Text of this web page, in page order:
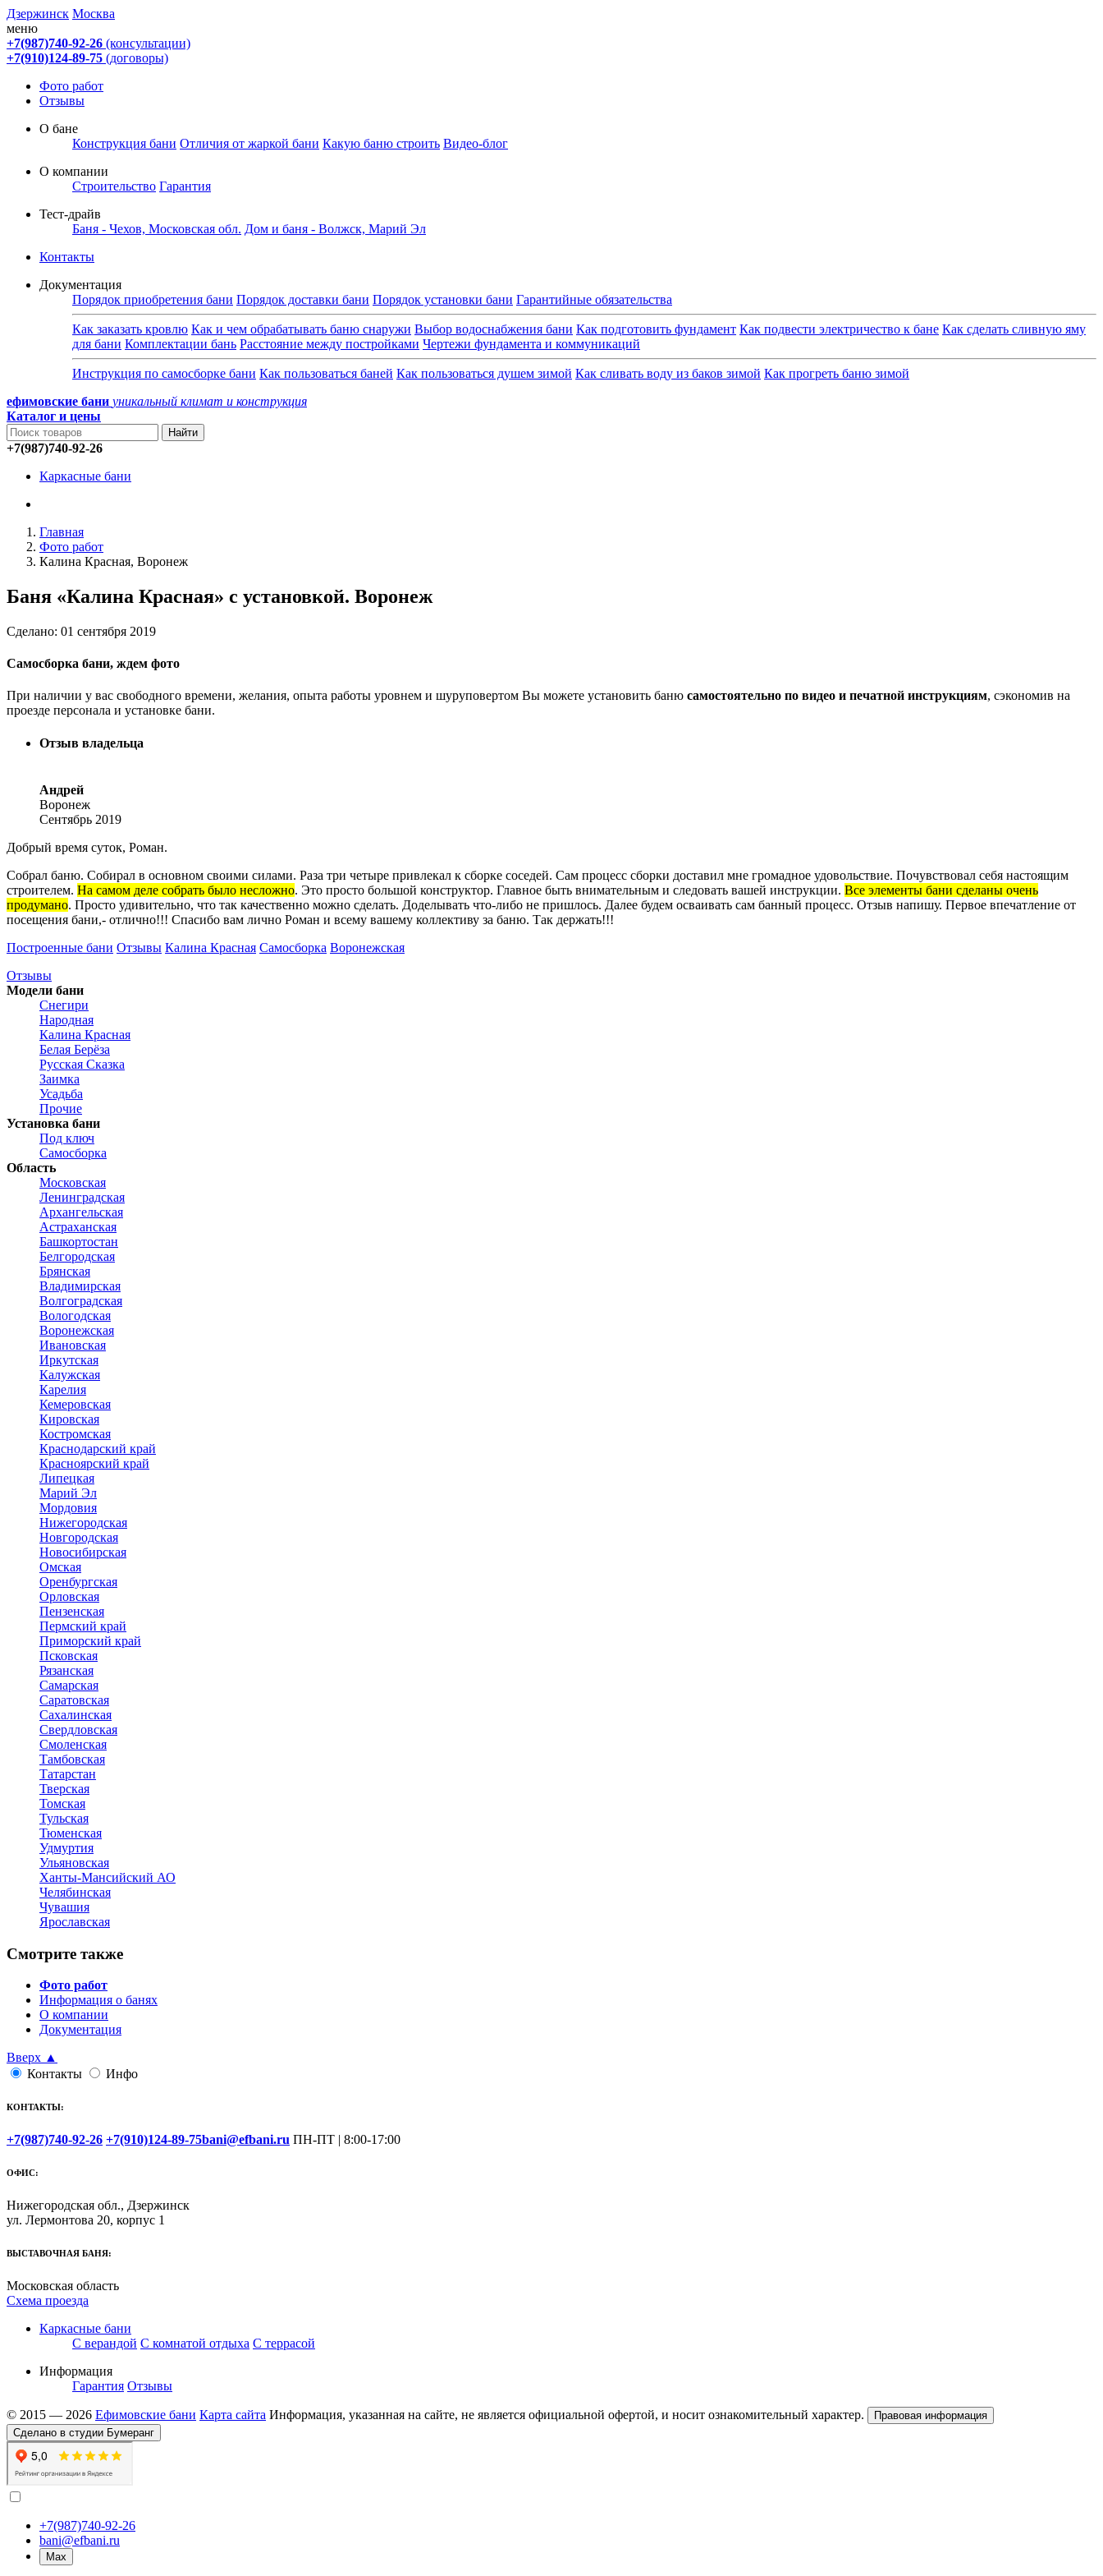
Дзержинск Москва
меню
+7(987)740-92-26 (консультации)
+7(910)124-89-75 (договоры)
Фото работ
Отзывы
О бане
Конструкция бани Отличия от жаркой бани Какую баню строить Видео-блог
О компании
Строительство Гарантия
Тест-драйв
Баня - Чехов, Московская обл. Дом и баня - Волжск, Марий Эл
Контакты
Документация
Порядок приобретения бани Порядок доставки бани Порядок установки бани Гарантийные обязательства
Как заказать кровлю Как и чем обрабатывать баню снаружи Выбор водоснабжения бани Как подготовить фундамент Как подвести электричество к бане Как сделать сливную яму
для бани Комплектации бань Расстояние между постройками Чертежи фундамента и коммуникаций
Инструкция по самосборке бани Как пользоваться баней Как пользоваться душем зимой Как сливать воду из баков зимой Как прогреть баню зимой
ефимовские бани уникальный климат и конструкция
Каталог и цены
+7(987)740-92-26
Каркасные бани
Главная
Фото работ
Калина Красная, Воронеж
Баня «Калина Красная» с установкой. Воронеж
Сделано: 01 сентября 2019
Самосборка бани, ждем фото
При наличии у вас свободного времени, желания, опыта работы уровнем и шуруповертом Вы можете установить баню самостоятельно по видео и печатной инструкциям, сэкономив на
проезде персонала и установке бани.
Отзыв владельца
Андрей
Воронеж
Сентябрь 2019
Добрый время суток, Роман.
Собрал баню. Собирал в основном своими силами. Раза три четыре привлекал к сборке соседей. Сам процесс сборки доставил мне громадное удовольствие. Почувствовал себя настоящим
строителем. На самом деле собрать было несложно. Это просто большой конструктор. Главное быть внимательным и следовать вашей инструкции. Все элементы бани сделаны очень
продумано. Просто удивительно, что так качественно можно сделать. Доделывать что-либо не пришлось. Далее будем осваивать сам банный процесс. Отзыв напишу. Первое впечатление от
посещения бани,- отлично!!! Спасибо вам лично Роман и всему вашему коллективу за баню. Так держать!!!
Построенные бани Отзывы Калина Красная Самосборка Воронежская
Отзывы
Модели бани
Снегири
Народная
Калина Красная
Белая Берёза
Русская Сказка
Заимка
Усадьба
Прочие
Установка бани
Под ключ
Самосборка
Область
Московская
Ленинградская
Архангельская
Астраханская
Башкортостан
Белгородская
Брянская
Владимирская
Волгоградская
Вологодская
Воронежская
Ивановская
Иркутская
Калужская
Карелия
Кемеровская
Кировская
Костромская
Краснодарский край
Красноярский край
Липецкая
Марий Эл
Мордовия
Нижегородская
Новгородская
Новосибирская
Омская
Оренбургская
Орловская
Пензенская
Пермский край
Приморский край
Псковская
Рязанская
Самарская
Саратовская
Сахалинская
Свердловская
Смоленская
Тамбовская
Татарстан
Тверская
Томская
Тульская
Тюменская
Удмуртия
Ульяновская
Ханты-Мансийский АО
Челябинская
Чувашия
Ярославская
Смотрите также
Фото работ
Информация о банях
О компании
Документация
Вверх ▲
Контакты
Инфо
КОНТАКТЫ:
+7(987)740-92-26 +7(910)124-89-75bani@efbani.ru ПН-ПТ | 8:00-17:00
ОФИС:
Нижегородская обл., Дзержинск
ул. Лермонтова 20, корпус 1
ВЫСТАВОЧНАЯ БАНЯ:
Московская область
Схема проезда
Каркасные бани
С верандой С комнатой отдыха С террасой
Информация
Гарантия Отзывы
© 2015 — 2026 Ефимовские бани Карта сайта Информация, указанная на сайте, не является официальной офертой, и носит ознакомительный характер.
Правовая информация
Сделано в студии Бумеранг
+7(987)740-92-26
bani@efbani.ru
Max